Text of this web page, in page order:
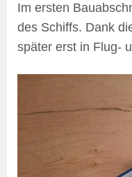
Im ersten
des Schiffs. Dank
später erst in Flug-